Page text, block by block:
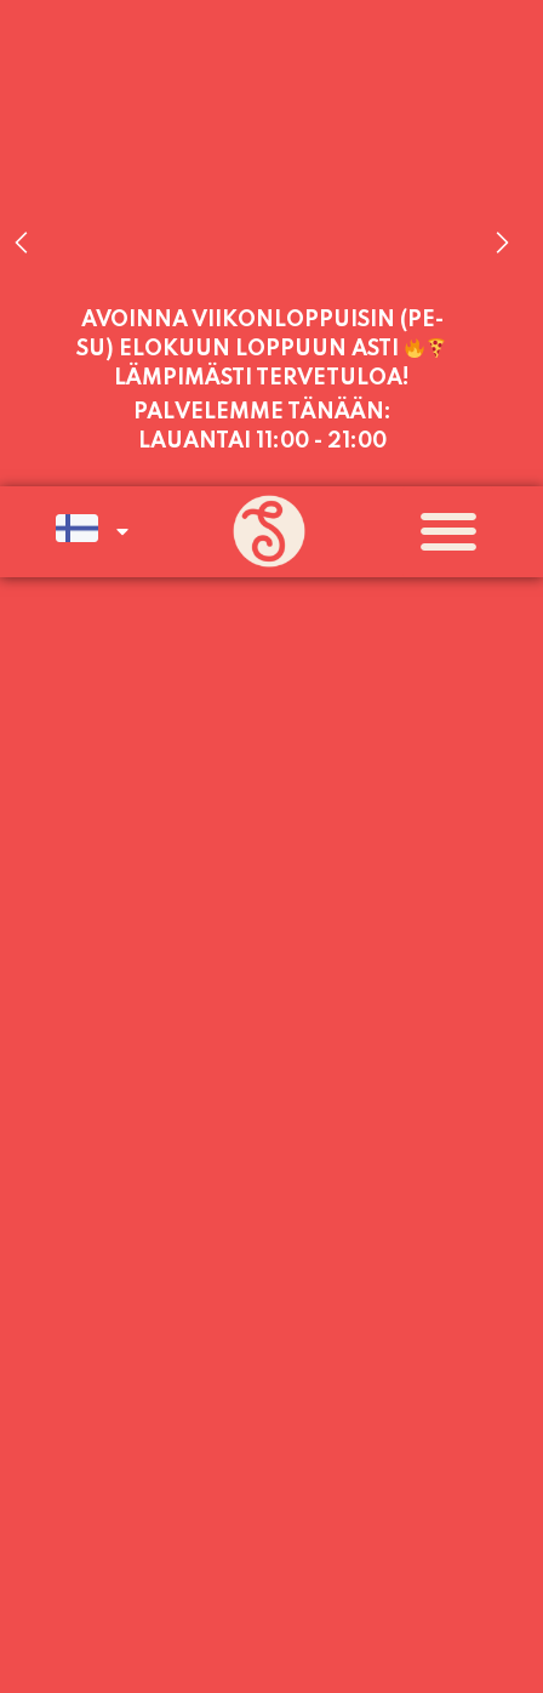
PALVELEMME TÄNÄÄN:
LAUANTAI11:00 - 21:00
PALVELEMME PÄIVITTÄIN (MA-SU
KLO 11-21) SUNNUNTAIHIN 16.8.
SAAKKA JONKA JÄLKEEN OLEMME
AVOINNA VIIKONLOPPUISIN (PE-
SU) ELOKUUN LOPPUUN ASTI
LÄMPIMÄSTI TERVETULOA!